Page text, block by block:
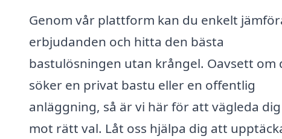
Genom vår plattform kan du enkelt
erbjudanden och hitta den bästa
bastulösningen utan krångel. Oavsett om
söker en privat bastu eller en offentlig
anläggning, så är vi här för att vägleda dig
mot rätt val. Låt oss hjälpa dig att